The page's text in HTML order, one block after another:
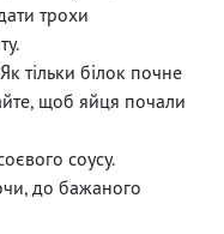
трохи
тільки білок почне
щоб яйця почали
соусу.
до бажаного